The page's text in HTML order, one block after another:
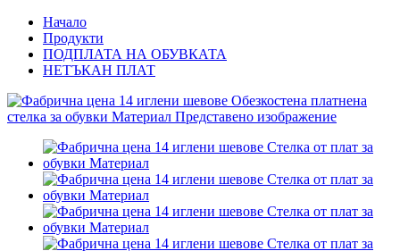
Начало
Продукти
ПОДПЛАТА НА ОБУВКАТА
НЕТЪКАН ПЛАТ